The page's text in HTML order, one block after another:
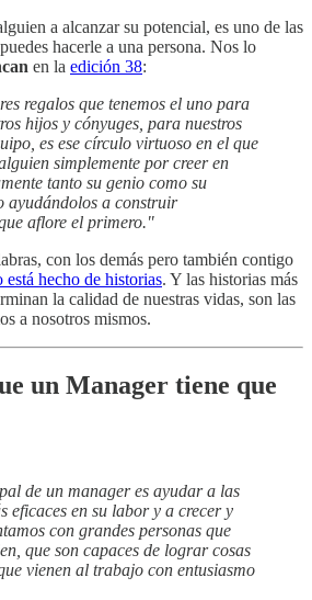
a alcanzar su potencial, es uno de las
hacerle a una persona. Nos lo
en la edición 38:
regalos que tenemos el uno para
hijos y cónyuges, para nuestros
es ese círculo virtuoso en el que
simplemente por creer en
tanto su genio como su
ayudándolos a construir
aflore el primero."
con los demás pero también contigo
está hecho de historias. Y las historias más
la calidad de nuestras vidas, son las
a nosotros mismos.
un Manager tiene que
de un manager es ayudar a las
eficaces en su labor y a crecer y
con grandes personas que
que son capaces de lograr cosas
vienen al trabajo con entusiasmo